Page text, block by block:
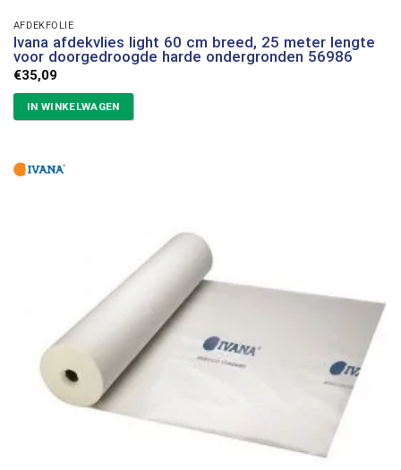
AFDEKFOLIE
Ivana afdekvlies light 60 cm breed, 25 meter lengte
voor doorgedroogde harde ondergronden 56986
€35,09
IN WINKELWAGEN